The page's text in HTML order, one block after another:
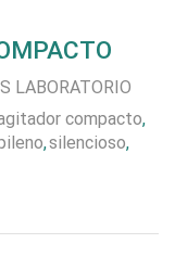
LABORATORIO
compacto,
,silencioso,